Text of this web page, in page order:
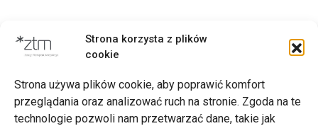
Strona korzysta z plików
cookie
Strona używa plików cookie, aby poprawić komfort
przeglądania oraz analizować ruch na stronie. Zgoda na te
technologie pozwoli nam przetwarzać dane, takie jak